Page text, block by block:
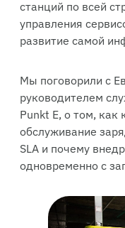
станций по всей
управления
развитие самой
Мы поговорили с
руководителем
Punkt E, о том, как
обслуживание
SLA и почему
одновременно с